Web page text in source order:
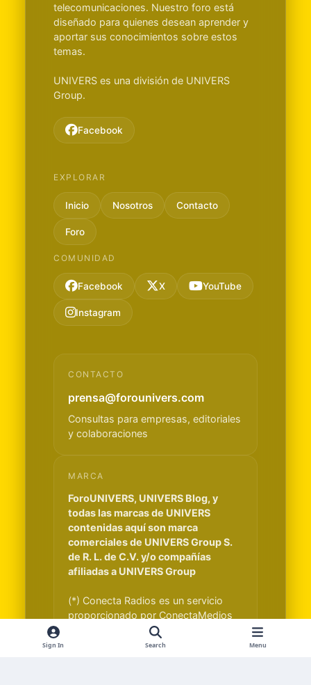
telecomunicaciones. Nuestro foro está
diseñado para quienes desean aprender y
aportar sus conocimientos sobre estos
temas.
UNIVERS es una división de UNIVERS
Group.
Facebook
EXPLORAR
Inicio Nosotros Contacto
Foro
COMUNIDAD
Facebook X YouTube
Instagram
CONTACTO
prensa@forounivers.com
Consultas para empresas, editoriales
y colaboraciones
MARCA
ForoUNIVERS, UNIVERS Blog, y
todas las marcas de UNIVERS
contenidas aquí son marca
comerciales de UNIVERS Group S.
de R. L. de C.V. y/o compañías
afiliadas a UNIVERS Group
(*) Conecta Radios es un servicio
proporcionado por ConectaMedios
S.A. y es independiente de UNIVERS
Group S. de R. L. de C.V.
Sign In Search Menu